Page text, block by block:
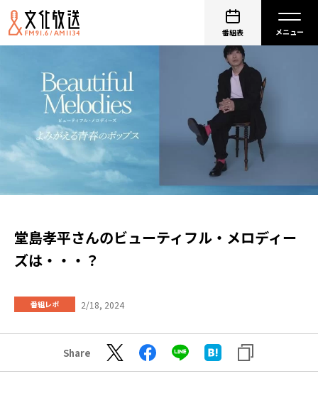
番組表
堂島孝平さんのビューティフル・メロディー
ズは・・・？
番組レポ 2/18, 2024
Share